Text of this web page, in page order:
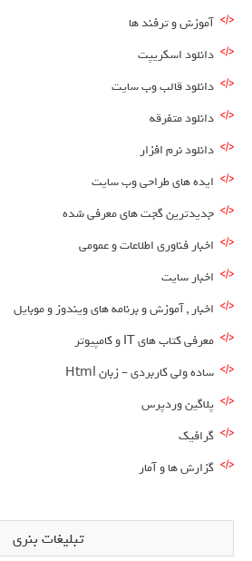
آموزش و ترفند ها
دانلود اسکریپت
دانلود قالب وب سایت
دانلود متفرقه
دانلود نرم افزار
ایده های طراحی وب سایت
جدیدترین گجت های معرفی شده
اخبار فناوری اطلاعات و عمومی
اخبار سایت
اخبار , آموزش و برنامه های ویندوز و موبایل
معرفی کتاب های IT و کامپیوتر
ساده ولی کاربردی – زبان Html
پلاگین وردپرس
گرافیک
گزارش ها و آمار
تبلیغات بنری